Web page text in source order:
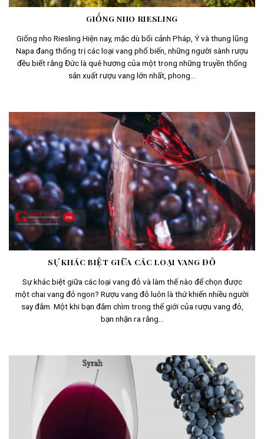
GIỐNG NHO RIESLING
Giống nho Riesling Hiện nay, mặc dù bối cảnh Pháp, Ý và thung lũng
Napa đang thống trị các loại vang phổ biến, những người sành rượu
đều biết rằng Đức là quê hương của một trong những truyền thống
sản xuất rượu vang lớn nhất, phong...
SỰ KHÁC BIỆT GIỮA CÁC LOẠI VANG ĐỎ
Sự khác biệt giữa các loại vang đỏ và làm thế nào để chọn được
một chai vang đỏ ngon? Rượu vang đỏ luôn là thứ khiến nhiều người
say đắm. Một khi bạn đắm chìm trong thế giới của rượu vang đỏ,
bạn nhận ra rằng...